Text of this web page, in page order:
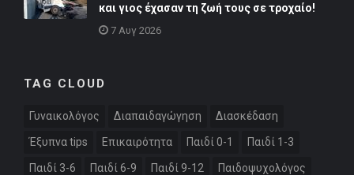
και γιος έχασαν τη ζωή τους σε τροχαίο!
7 Αυγ 2026
TAG CLOUD
Γυναικολόγος Διαπαιδαγώγηση Διασκέδαση
Έξυπνα tips Επικαιρότητα Παιδί 0-1 Παιδί 1-3
Παιδί 3-6 Παιδί 6-9 Παιδί 9-12 Παιδοψυχολόγος